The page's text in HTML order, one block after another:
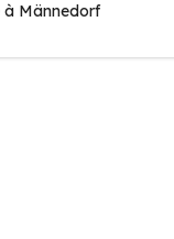
à Männedorf